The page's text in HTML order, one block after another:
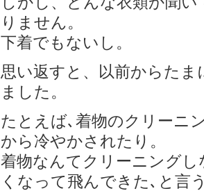
りません。
下着でもないし。
思い返すと、以前からた
ました。
たとえば､着物のクリーニ
から冷やかされたり。
着物なんてクリーニング
くなって飛んできた､と言